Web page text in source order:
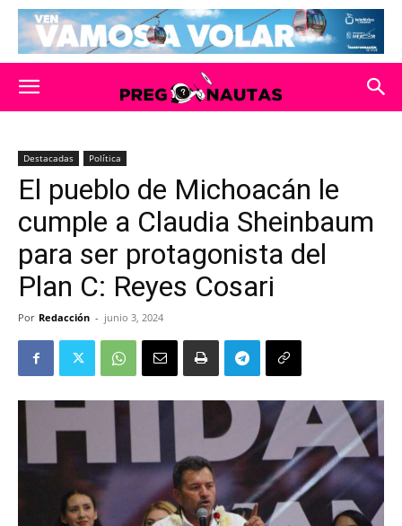
Destacadas Política
El pueblo de Michoacán le
cumple a Claudia Sheinbaum
para ser protagonista del
Plan C: Reyes Cosari
Por Redacción - junio 3, 2024